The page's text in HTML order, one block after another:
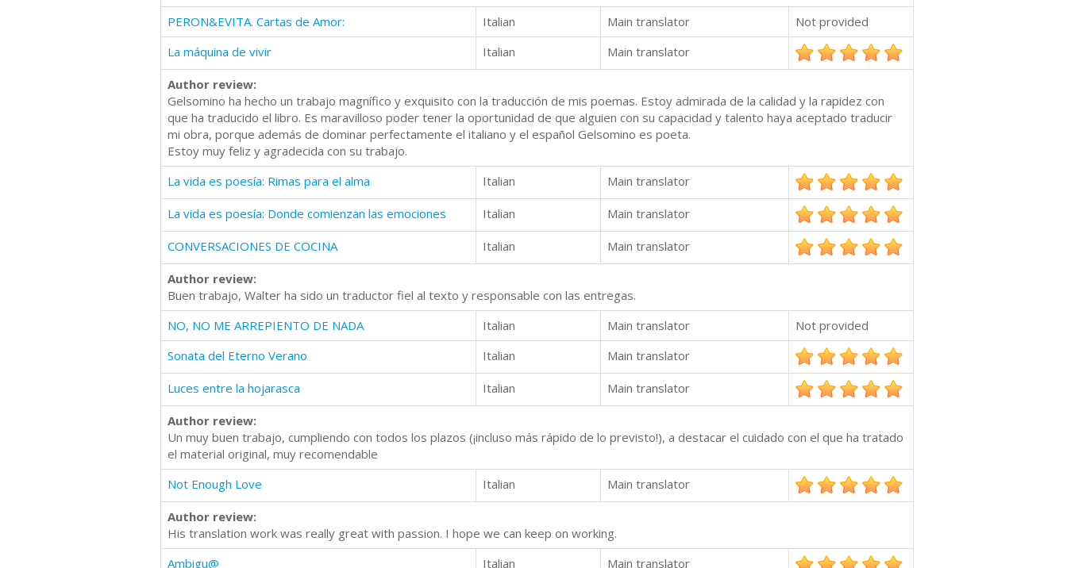
PERON&EVITA. Cartas de Amor:
Italian Main translator
Not provided
La máquina de vivir
Italian Main translator
Author review:
Gelsomino ha hecho un trabajo magnífico y exquisito con la traducción de mis poemas. Estoy admirada de la calidad y la rapidez con
que ha traducido el libro. Es maravilloso poder tener la oportunidad de que alguien con su capacidad y talento haya aceptado traducir
mi obra, porque además de dominar perfectamente el italiano y el español Gelsomino es poeta.
Estoy muy feliz y agradecida con su trabajo.
La vida es poesía: Rimas para el alma
Italian Main translator
La vida es poesía: Donde comienzan las emociones Italian Main translator
CONVERSACIONES DE COCINA Italian Main translator
Author review:
Buen trabajo, Walter ha sido un traductor fiel al texto y responsable con las entregas.
NO, NO ME ARREPIENTO DE NADA
Italian Main translator
Not provided
Sonata del Eterno Verano
Italian Main translator
Luces entre la hojarasca Italian Main translator
Author review:
Un muy buen trabajo, cumpliendo con todos los plazos (¡incluso más rápido de lo previsto!), a destacar el cuidado con el que ha tratado
el material original, muy recomendable
Not Enough Love
Italian Main translator
Author review:
His translation work was really great with passion. I hope we can keep on working.
Ambigu@
Italian Main translator